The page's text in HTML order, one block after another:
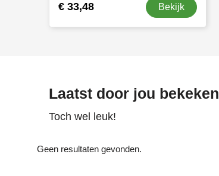
€ 33,48 Bekijk
Laatst door jou bekeken
Toch wel leuk!
Geen resultaten gevonden.